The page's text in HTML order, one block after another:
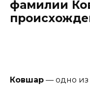
фамилии
Ковшар — одно из